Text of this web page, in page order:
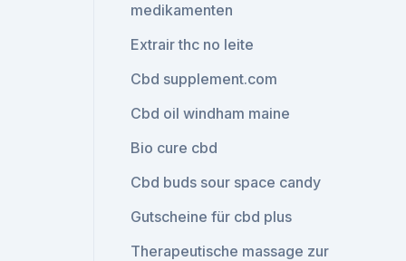
medikamenten
Extrair thc no leite
Cbd supplement.com
Cbd oil windham maine
Bio cure cbd
Cbd buds sour space candy
Gutscheine für cbd plus
Therapeutische massage zur